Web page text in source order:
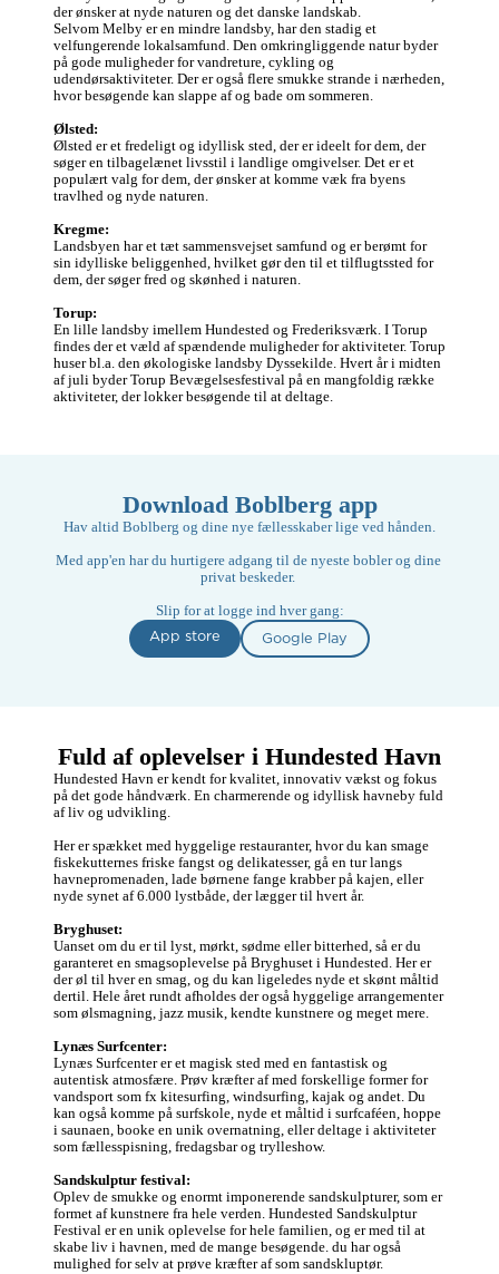
der ønsker at nyde naturen og det danske landskab.
Selvom Melby er en mindre landsby, har den stadig et
velfungerende lokalsamfund. Den omkringliggende natur byder
på gode muligheder for vandreture, cykling og
udendørsaktiviteter. Der er også flere smukke strande i nærheden,
hvor besøgende kan slappe af og bade om sommeren.
Ølsted:
Ølsted er et fredeligt og idyllisk sted, der er ideelt for dem, der
søger en tilbagelænet livsstil i landlige omgivelser. Det er et
populært valg for dem, der ønsker at komme væk fra byens
travlhed og nyde naturen.
Kregme:
Landsbyen har et tæt sammensvejset samfund og er berømt for
sin idylliske beliggenhed, hvilket gør den til et tilflugtssted for
dem, der søger fred og skønhed i naturen.
Torup:
En lille landsby imellem Hundested og Frederiksværk. I Torup
findes der et væld af spændende muligheder for aktiviteter. Torup
huser bl.a. den økologiske landsby Dyssekilde. Hvert år i midten
af juli byder Torup Bevægelsesfestival på en mangfoldig række
aktiviteter, der lokker besøgende til at deltage.
Download Boblberg app
Hav altid Boblberg og dine nye fællesskaber lige ved hånden.
Med app'en har du hurtigere adgang til de nyeste bobler og dine
privat beskeder.
Slip for at logge ind hver gang:
App store Google Play
Fuld af oplevelser i Hundested Havn
Hundested Havn er kendt for kvalitet, innovativ vækst og fokus
på det gode håndværk. En charmerende og idyllisk havneby fuld
af liv og udvikling.
Her er spækket med hyggelige restauranter, hvor du kan smage
fiskekutternes friske fangst og delikatesser, gå en tur langs
havnepromenaden, lade børnene fange krabber på kajen, eller
nyde synet af 6.000 lystbåde, der lægger til hvert år.
Bryghuset:
Uanset om du er til lyst, mørkt, sødme eller bitterhed, så er du
garanteret en smagsoplevelse på Bryghuset i Hundested. Her er
der øl til hver en smag, og du kan ligeledes nyde et skønt måltid
dertil. Hele året rundt afholdes der også hyggelige arrangementer
som ølsmagning, jazz musik, kendte kunstnere og meget mere.
Lynæs Surfcenter:
Lynæs Surfcenter er et magisk sted med en fantastisk og
autentisk atmosfære. Prøv kræfter af med forskellige former for
vandsport som fx kitesurfing, windsurfing, kajak og andet. Du
kan også komme på surfskole, nyde et måltid i surfcaféen, hoppe
i saunaen, booke en unik overnatning, eller deltage i aktiviteter
som fællesspisning, fredagsbar og trylleshow.
Sandskulptur festival:
Oplev de smukke og enormt imponerende sandskulpturer, som er
formet af kunstnere fra hele verden. Hundested Sandskulptur
Festival er en unik oplevelse for hele familien, og er med til at
skabe liv i havnen, med de mange besøgende. du har også
mulighed for selv at prøve kræfter af som sandskluptør.